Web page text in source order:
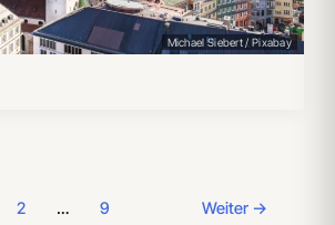
Michael Siebert / Pixabay
2 … 9 Weiter →